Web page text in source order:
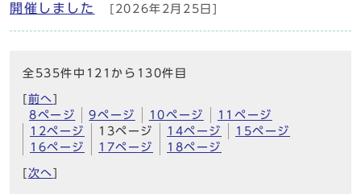
開催しました
[2026年2月25日]
全535件中121から130件目
[前へ]
8ページ
9ページ 10ページ
11ページ
12ページ
13ページ 14ページ
15ページ
16ページ
17ページ 18ページ
[次へ]